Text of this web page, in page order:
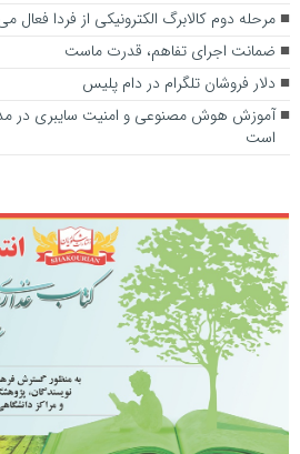
مرحله دوم کالابرگ الکترونیکی از فردا فعال
ضمانت اجرای تفاهم، قدرت ماست
دلار فروشان تلگرام در دام پلیس
آموزش هوش مصنوعی و امنیت سایبری در
است